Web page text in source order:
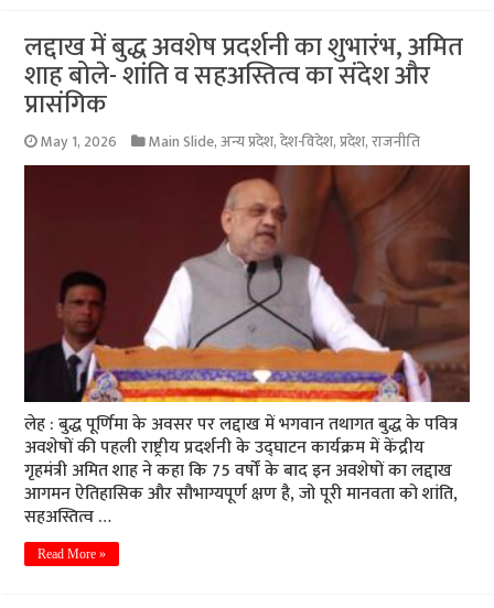
लद्दाख में बुद्ध अवशेष प्रदर्शनी का शुभारंभ, अमित
शाह बोले- शांति व सहअस्तित्व का संदेश और
प्रासंगिक
May 1, 2026 Main Slide,अन्य प्रदेश,देश-विदेश,प्रदेश,राजनीति
लेह : बुद्ध पूर्णिमा के अवसर पर लद्दाख में भगवान तथागत बुद्ध के पवित्र
अवशेषों की पहली राष्ट्रीय प्रदर्शनी के उद्घाटन कार्यक्रम में केंद्रीय
गृहमंत्री अमित शाह ने कहा कि 75 वर्षों के बाद इन अवशेषों का लद्दाख
आगमन ऐतिहासिक और सौभाग्यपूर्ण क्षण है, जो पूरी मानवता को शांति,
सहअस्तित्व …
Read More »